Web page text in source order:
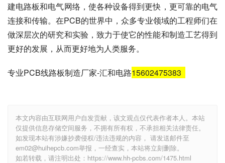
建电路板和电气网络，使各种设备得到更快，更可靠的电气
连接和传输。在PCB的世界中，众多专业领域的工程师们在
做深层次的研究和实验，致力于使它的性能和制造工艺得到
更好的发展，从而更好地为人类服务。
专业PCB线路板制造厂家-汇和电路15602475383
本文内容由互联网用户自发贡献，该文观点仅代表作者本人。本站
仅提供信息存储空间服务，不拥有所有权，不承担相关法律责任。
如发现本站有涉嫌抄袭侵权/违法违规的内容， 请发送邮件至
em02@huihepcb.com举报，一经查实，本站将立刻删除。
如若转载，请注明出处：https://www.hh-pcbs.com/1475.html